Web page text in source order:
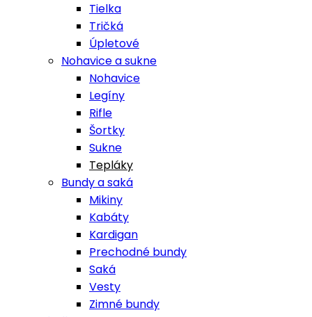
Tielka
Tričká
Úpletové
Nohavice a sukne
Nohavice
Legíny
Rifle
Šortky
Sukne
Tepláky
Bundy a saká
Mikiny
Kabáty
Kardigan
Prechodné bundy
Saká
Vesty
Zimné bundy